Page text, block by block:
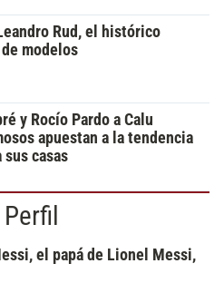
Rud, el histórico
modelos
y Rocío Pardo a Calu
apuestan a la tendencia
sus casas
el papá de Lionel Messi,